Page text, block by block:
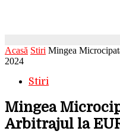
Acasă Stiri Mingea
2024
Stiri
Mingea
Arbitrajul la